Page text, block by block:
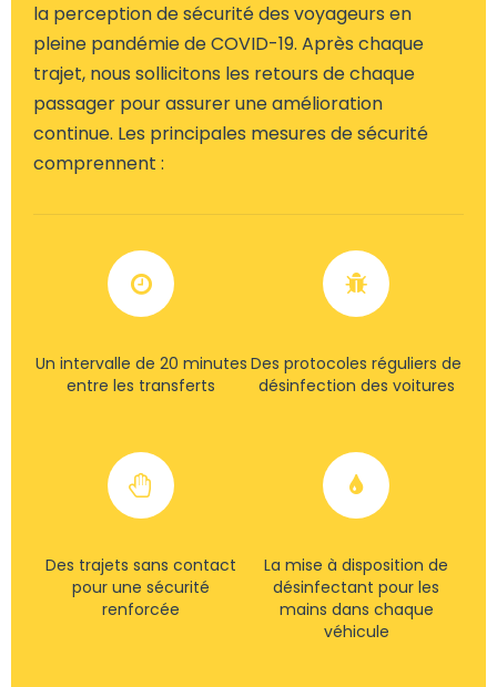
la perception de sécurité des voyageurs en
pleine pandémie de COVID-19. Après chaque
trajet, nous sollicitons les retours de chaque
passager pour assurer une amélioration
continue. Les principales mesures de sécurité
comprennent :
Un intervalle de 20 minutes
entre les transferts
Des protocoles réguliers de
désinfection des voitures
Des trajets sans contact
pour une sécurité
renforcée
La mise à disposition de
désinfectant pour les
mains dans chaque
véhicule